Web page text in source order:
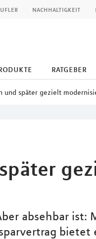
nachhaltigkeit
ratgeber
und später gezielt
absehbar
bietet